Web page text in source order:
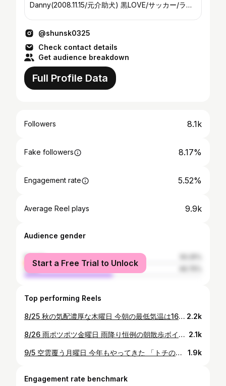
Danny(2008.11.15/元介助犬) 黒LOVE/サッカー/ラー
@shunsk0325
Check contact details
Get audience breakdown
Full Profile Data
Followers 8.1k
Fake followers 8.17%
Engagement rate 5.52%
Average Reel plays 9.9k
Audience gender
female
male
Start a Free Trial to Unlock
Top performing Reels
8/25 秋の気配濃厚な木曜日 今朝の最低気温は16℃ 窓開けて寝てると寒いくらい 朝晩は鈴虫大合唱 今年の夏は雨降りばかりだったから 山のキノコは大いに育ってるはず あ〜楽しみ😋 #黒犬 #ラブラドール #dog #retriver #blacklab #labrador #labradorretriver #labradors #黒ラブ #dogstagram #labradise #lablove #dogslife #dogphotography #belle #henry #黒ラ部 #東北でよかった #犬と暮らす生活 #多頭飼い #盛岡暮らし #labstagram #doglife 2.2k
8/26 雨ポツポツ金曜日 雨降り恒例の朝散歩ボイコット 臍を曲げている爺さんがいます 「おら、散歩なんか行かねーだ」 一歩も動かない😅 Henry今日はトリマー学校で実習モデル犬 綺麗にしてもらってこよう #黒犬 #ラブラドール #dog #retriver #blacklab #labrador #labradorretriver #labradors #黒ラブ #dogstagram #labradise #lablove #dogslife #dogphotography #belle #henry #黒ラ部 #東北でよかった #犬と暮らす生活 #多頭飼い #盛岡暮らし #labstagram #doglife #雨降り散歩ボイコット 2.1k
9/5 空雲覆う月曜日 今年もやってきた 「トチの実が落ちます」の季節 既に至る所に落ちているトチの実 Henry我慢できず、食べようと…😅 さ、山で胡桃拾いしなきゃ #黒犬 #ラブラドール #dog #retriver #blacklab #labrador #labradorretriver #labradors #黒ラブ #dogstagram #labradise #lablove #dogslife #dogphotography #belle #henry #黒ラ部 #東北でよかった #犬と暮らす生活 #多頭飼い #盛岡暮らし #labstagram #doglife #トチの実が落ちます 1.9k
Engagement rate benchmark